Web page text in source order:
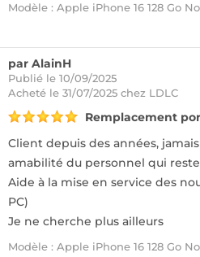
Modèle : Apple iPhone 16 128 Go
par AlainH
Publié le 10/09/2025
Acheté le 31/07/2025 chez LDLC
Remplacement
Client depuis des années,
amabilité du personnel qui
Aide à la mise en service des
PC)
Je ne cherche plus ailleurs
Modèle : Apple iPhone 16 128 Go